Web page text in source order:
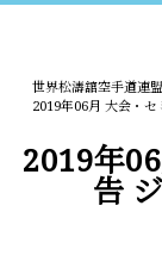
世界松濤舘空手道連
2019年06月 大会・
2019年
告